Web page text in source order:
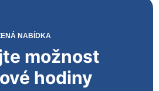
NABÍDKA
možnost
hodiny